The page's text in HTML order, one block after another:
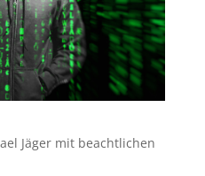
Jäger mit beachtlichen